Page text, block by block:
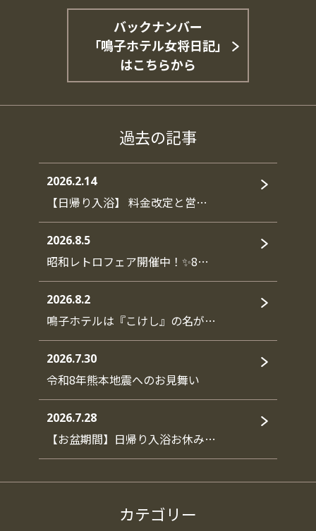
バックナンバー
「鳴子ホテル女将日記」
はこちらから
過去の記事
2026.2.14
【日帰り入浴】 料金改定と営…
2026.8.5
昭和レトロフェア開催中！✨8…
2026.8.2
鳴子ホテルは『こけし』の名が…
2026.7.30
令和8年熊本地震へのお見舞い
2026.7.28
【お盆期間】日帰り入浴お休み…
カテゴリー